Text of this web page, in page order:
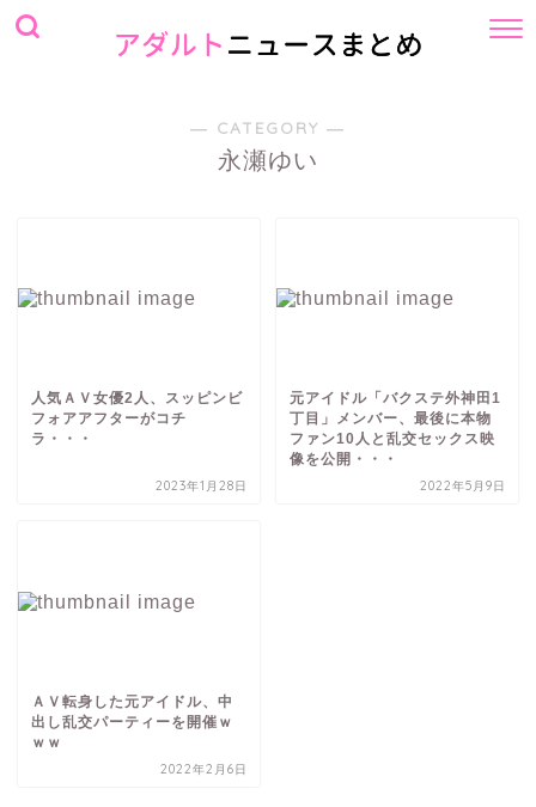
― CATEGORY ―
永瀬ゆい
人気ＡＶ女優2人、スッピンビ
フォアアフターがコチ
ラ・・・
2023年1月28日
元アイドル「バクステ外神田1
丁目」メンバー、最後に本物
ファン10人と乱交セックス映
像を公開・・・
2022年5月9日
ＡＶ転身した元アイドル、中
出し乱交パーティーを開催ｗ
ｗｗ
2022年2月6日